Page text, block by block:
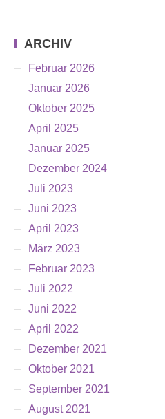
ARCHIV
Februar 2026
Januar 2026
Oktober 2025
April 2025
Januar 2025
Dezember 2024
Juli 2023
Juni 2023
April 2023
März 2023
Februar 2023
Juli 2022
Juni 2022
April 2022
Dezember 2021
Oktober 2021
September 2021
August 2021